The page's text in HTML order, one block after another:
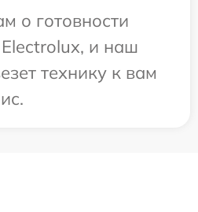
о готовности
и наш
технику к вам